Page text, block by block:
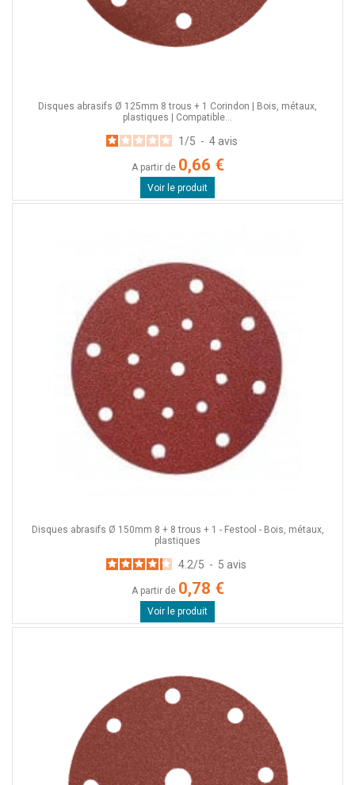
Disques abrasifs Ø 125mm 8 trous + 1 Corindon | Bois, métaux,
plastiques | Compatible...
1 /5 - 4 avis
A partir de 0,66 €
Voir le produit
Disques abrasifs Ø 150mm 8 + 8 trous + 1 - Festool - Bois, métaux,
plastiques
4.2/5 - 5 avis
A partir de 0,78 €
Voir le produit